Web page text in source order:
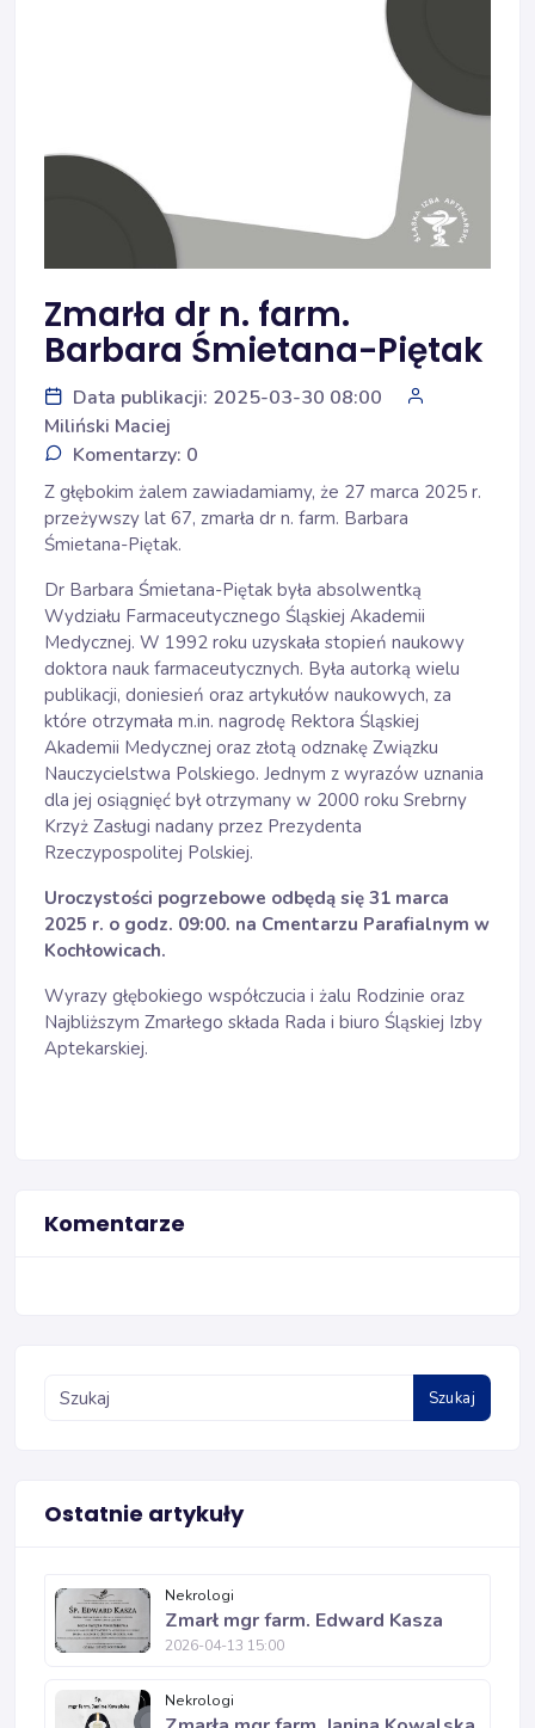
Zmarła dr n. farm.
Barbara Śmietana-Piętak
Data publikacji: 2025-03-30 08:00
Miliński Maciej
Komentarzy: 0
Z głębokim żalem zawiadamiamy, że 27 marca 2025 r.
przeżywszy lat 67, zmarła dr n. farm. Barbara
Śmietana-Piętak.
Dr Barbara Śmietana-Piętak była absolwentką
Wydziału Farmaceutycznego Śląskiej Akademii
Medycznej. W 1992 roku uzyskała stopień naukowy
doktora nauk farmaceutycznych. Była autorką wielu
publikacji, doniesień oraz artykułów naukowych, za
które otrzymała m.in. nagrodę Rektora Śląskiej
Akademii Medycznej oraz złotą odznakę Związku
Nauczycielstwa Polskiego. Jednym z wyrazów uznania
dla jej osiągnięć był otrzymany w 2000 roku Srebrny
Krzyż Zasługi nadany przez Prezydenta
Rzeczypospolitej Polskiej.
Uroczystości pogrzebowe odbędą się 31 marca
2025 r. o godz. 09:00. na Cmentarzu Parafialnym w
Kochłowicach.
Wyrazy głębokiego współczucia i żalu Rodzinie oraz
Najbliższym Zmarłego składa Rada i biuro Śląskiej Izby
Aptekarskiej.
Komentarze
Szukaj
Ostatnie artykuły
Nekrologi
Zmarł mgr farm. Edward Kasza
2026-04-13 15:00
Nekrologi